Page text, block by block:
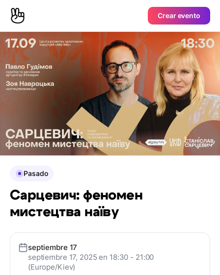
Crear evento
Pasado
Сарцевич: феномен
мистецтва наїву
septiembre 17
septiembre 17, 2025 en 18:30 - 21:00
(Europe/Kiev)